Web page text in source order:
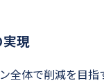
現
全体で削減を目